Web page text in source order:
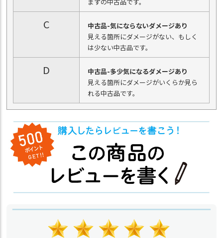
C
中古品-気にならないダメージあり
見える箇所にダメージがない、もしく
は少ない中古品です。
D
中古品-多少気になるダメージあり
見える箇所にダメージがいくらか見ら
れる中古品です。